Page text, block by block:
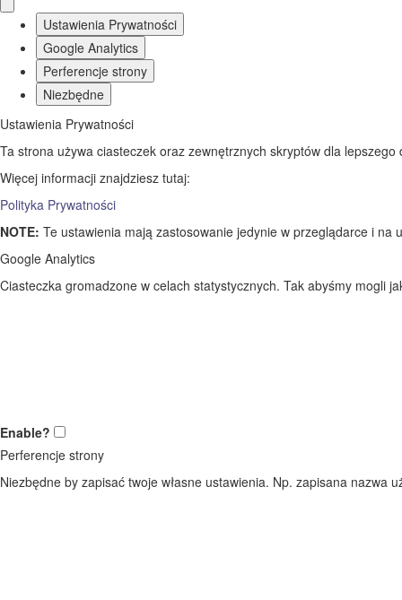
Ustawienia Prywatności
Google Analytics
Perferencje strony
Niezbędne
Ustawienia Prywatności
Ta strona używa ciasteczek oraz zewnętrznych skryptów dla
Więcej informacji znajdziesz tutaj:
Polityka Prywatności
NOTE: Te ustawienia mają zastosowanie jedynie w przeglądarce i na
Google Analytics
Ciasteczka gromadzone w celach statystycznych. Tak abyśmy mogli
Enable?
Perferencje strony
Niezbędne by zapisać twoje własne ustawienia. Np. zapisana nazwa